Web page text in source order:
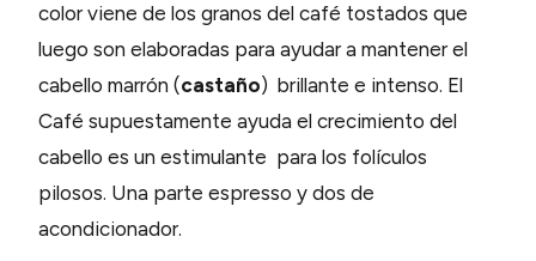
color viene de los granos del café tostados que
luego son elaboradas para ayudar a mantener el
cabello marrón (castaño) brillante e intenso. El
Café supuestamente ayuda el crecimiento del
cabello es un estimulante para los folículos
pilosos. Una parte espresso y dos de
acondicionador.